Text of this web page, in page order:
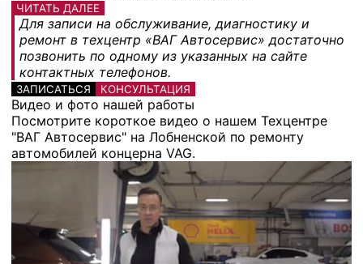
ЧИТАТЬ ДАЛЕЕ
Для записи на обслуживание, диагностику и
ремонт в техцентр «ВАГ Автосервис» достаточно
позвонить по одному из указанных на сайте
контактных телефонов.
ЗАПИСАТЬСЯ КОНСУЛЬТАЦИЯ
Видео и фото нашей работы
Посмотрите короткое видео о нашем Техцентре
"ВАГ Автосервис" на Лобненской по ремонту
автомобилей концерна VAG.